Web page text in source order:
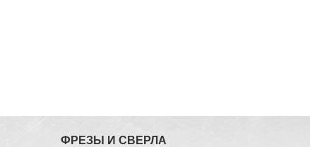
ФРЕЗЫ И СВЕРЛА